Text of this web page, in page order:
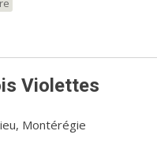
Violettes
Montérégie